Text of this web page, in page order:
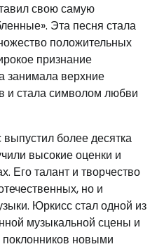
свою самую
Эта песня стала
положительных
признание
занимала верхние
и стала символом любви
более десятка
высокие оценки и
Его талант и творчество
но и
Юркисс стал одной из
музыкальной сцены и
новыми